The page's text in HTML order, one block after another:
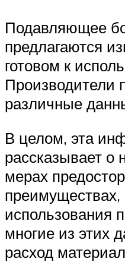
Подавляющее
предлагаются
готовом к
Производители
различные
В целом, эта
рассказывает о
мерах
преимуществах,
использования
многие из этих
расход